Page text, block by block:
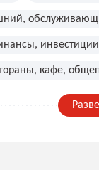
инвестиции
кафе,